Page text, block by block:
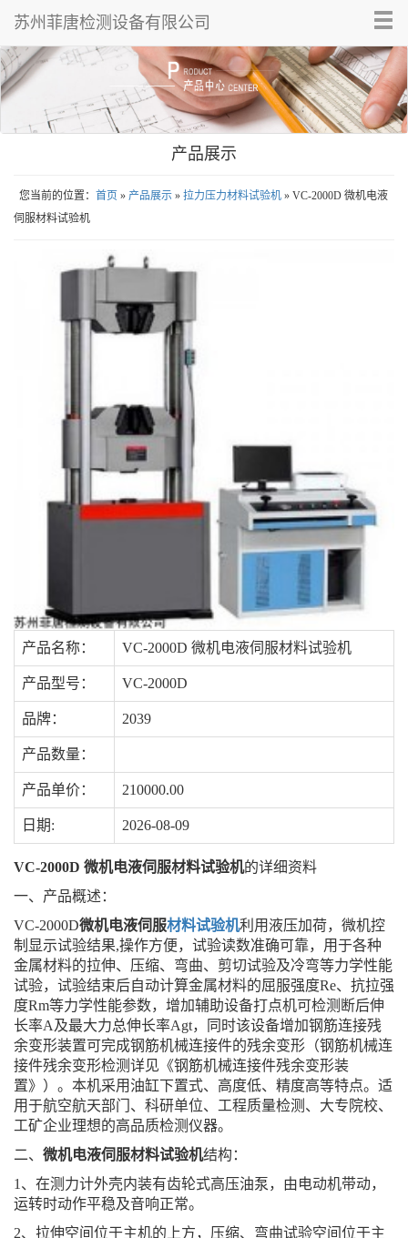
苏州菲唐检测设备有限公司
产品展示
您当前的位置： 首页 » 产品展示 » 拉力压力材料试验机 » VC-2000D 微机电液
伺服材料试验机
产品名称： VC-2000D 微机电液伺服材料试验机
产品型号： VC-2000D
品牌： 2039
产品数量：
产品单价： 210000.00
日期: 2026-08-09
VC-2000D 微机电液伺服材料试验机的详细资料
一、产品概述：
VC-2000D微机电液伺服材料试验机利用液压加荷，微机控
制显示试验结果,操作方便，试验读数准确可靠，用于各种
金属材料的拉伸、压缩、弯曲、剪切试验及冷弯等力学性能
试验，试验结束后自动计算金属材料的屈服强度Re、抗拉强
度Rm等力学性能参数，增加辅助设备打点机可检测断后伸
长率A及最大力总伸长率Agt，同时该设备增加钢筋连接残
余变形装置可完成钢筋机械连接件的残余变形（钢筋机械连
接件残余变形检测详见《钢筋机械连接件残余变形装
置》）。本机采用油缸下置式、高度低、精度高等特点。适
用于航空航天部门、科研单位、工程质量检测、大专院校、
工矿企业理想的高品质检测仪器。
二、 微机电液伺服材料试验机结构：
1、在测力计外壳内装有齿轮式高压油泵，由电动机带动，
运转时动作平稳及音响正常。
2、拉伸空间位于主机的上方，压缩、弯曲试验空间位于主